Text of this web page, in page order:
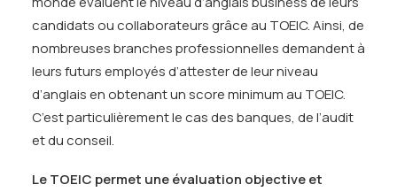
candidats ou collaborateurs grâce au TOEIC. Ainsi, de
nombreuses branches professionnelles demandent à
leurs futurs employés d’attester de leur niveau
d’anglais en obtenant un score minimum au TOEIC.
C’est particulièrement le cas des banques, de l’audit
et du conseil.
Le TOEIC permet une évaluation objective et